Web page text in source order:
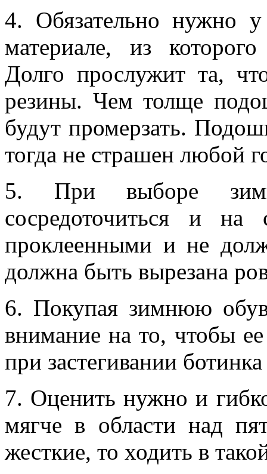
4. Обязательно нужно у
материале, из
Долго прослужит та,
резины. Чем толще
будут промерзать.
тогда не страшен любой
5. При выборе
сосредоточиться и на
проклеенными и не
должна быть вырезана
6. Покупая зимнюю
внимание на то, чтобы
при застегивании
7. Оценить нужно и
мягче в области над
жесткие, то ходить в